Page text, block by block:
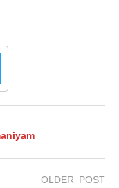
OLDER POST